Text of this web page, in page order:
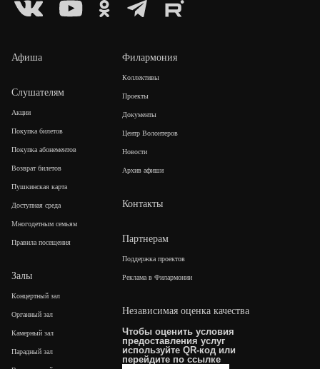
Афиша
Слушателям
Акции
Покупка билетов
Покупка абонементов
Возврат билетов
Пушкинская карта
Доступная среда
Многодетным семьям
Правила посещения
Залы
Концертный зал
Органный зал
Камерный зал
Парадный зал
Филармония
Коллективы
Проекты
Документы
Центр Волонтеров
Новости
Архив афиши
Контакты
Партнерам
Поддержка проектов
Реклама в Филармонии
Независимая оценка качества
Чтобы оценить условия
предоставления услуг
используйте QR-код или
перейдите по ссылке